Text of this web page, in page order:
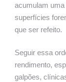
acumulam uma
superfícies
que ser refeito.
Seguir essa
rendimento,
galpões,